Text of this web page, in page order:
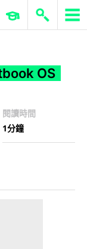
OS
ERP 與商業 AI
OS
閱讀時間
1分鐘